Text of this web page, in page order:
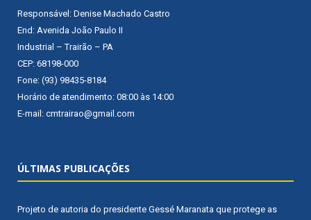
Responsável: Denise Machado Castro
End: Avenida João Paulo II
Industrial – Trairão – PA
CEP: 68198-000
Fone: (93) 98435-8184
Horário de atendimento: 08:00 às 14:00
E-mail: cmtrairao@gmail.com
ÚLTIMAS PUBLICAÇÕES
Projeto de autoria do presidente Gessé Maranata que protege as